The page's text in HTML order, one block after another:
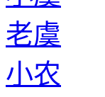
老虞
小农